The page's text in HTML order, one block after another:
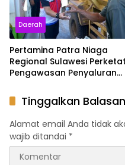
Daerah
Pertamina Patra Niaga
Regional Sulawesi Perketat
Pengawasan Penyaluran
Kolaka Utara
Tinggalkan Balasan
Alamat email Anda tidak
wajib ditandai *